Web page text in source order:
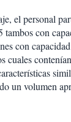
el personal
tambos con
con
cuales
un volumen